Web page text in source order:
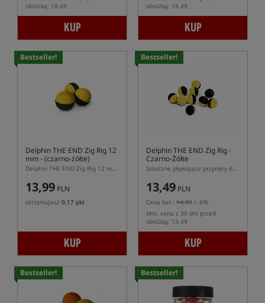
obniżką: 18.49
KUP
obniżką: 18.49
KUP
Bestseller!
Delphin THE END Zig Rig 12
mm- (czarno-żółte)
Delphin THE END Zig Rig 12 mm – pływające pianki do Zig Rig, czarno-żółte
13,99 PLN
otrzymujesz 0,17 pkt
KUP
Bestseller!
Delphin THE END Zig Rig-
Czarno-Żółte
Sztuczne pływające przynęty do Zig-Rig
13,49 PLN
Cena kat.: 14,39 / -6%
Min. cena z 30 dni przed
obniżką: 13.49
KUP
Bestseller! Bestseller!